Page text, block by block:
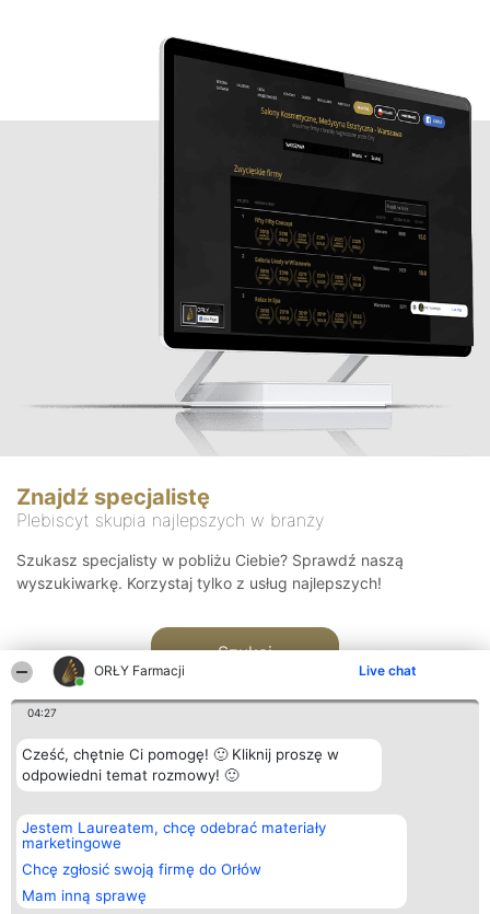
ORŁY Farmacji Live chat
04:27
Cześć, chętnie Ci pomogę! 🙂 Kliknij proszę w
odpowiedni temat rozmowy! 🙂
Jestem Laureatem, chcę odebrać materiały
marketingowe
Chcę zgłosić swoją firmę do Orłów
Mam inną sprawę
Znajdź specjalistę
Plebiscyt skupia najlepszych w branży
Szukasz specjalisty w pobliżu Ciebie? Sprawdź naszą
wyszukiwarkę. Korzystaj tylko z usług najlepszych!
Szukaj
Organizator plebiscytu
Bright Side Solutions sp. z o.
o. sp. k.
ul. Ruska 22
Wrocław 50-079
KRS 0000749100 | Regon
381313360 | NIP 8943132676
Plebiscyt
Laureaci
wszystkich
Laureatów
Regulamin
Kontakt
Kontakt